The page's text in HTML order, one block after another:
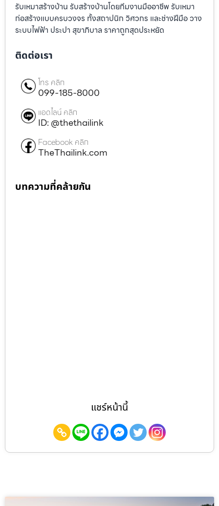
รับเหมาสร้างบ้าน รับสร้างบ้านโดยทีมงานมืออาชีพ รับเหมา
ก่อสร้างแบบครบวงจร ทั้งสถาปนิก วิศวกร และช่างฝีมือ วาง
ระบบไฟฟ้า ประปา สุขาภิบาล ราคาถูกสุดประหยัด
ติดต่อเรา
โทร คลิก
099-185-8000
แอดไลน์ คลิก
ID: @thethailink
Facebook คลิก
TheThailink.com
บทความที่คล้ายกัน
แชร์หน้านี้